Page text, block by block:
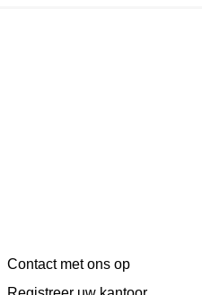
Contact met ons op